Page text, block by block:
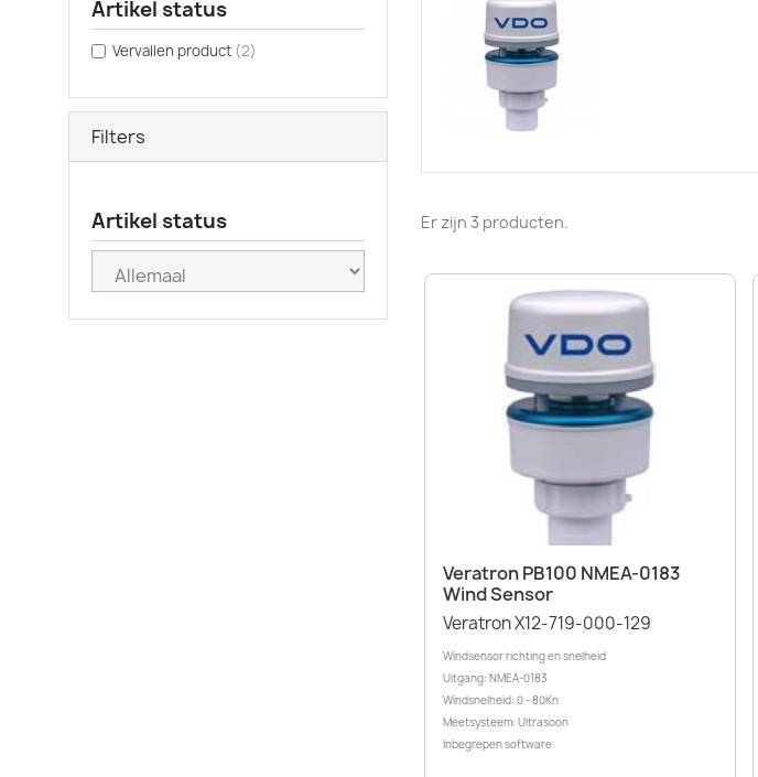
Artikel status
Vervallen product (2)
Filters
Artikel status Er zijn 3 producten.
Snel bekijken
Veratron PB100 NMEA-0183
Wind Sensor
Veratron X12-719-000-129
Windsensor richting en snelheid
Uitgang: NMEA-0183
Windsnelheid: 0 - 80Kn
Meetsysteem: Ultrasoon
Inbegrepen software